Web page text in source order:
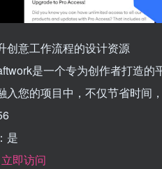
创意工作流程的设计资源
是一个专为创作者打造
入您的项目中，不仅节省时间
是
立即访问